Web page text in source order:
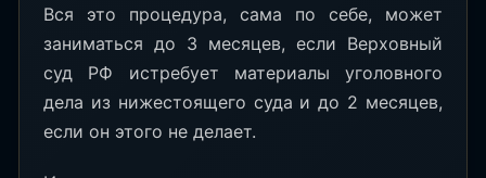
Вся это процедура, сама по себе, может
заниматься до 3 месяцев, если Верховный
суд РФ истребует материалы уголовного
дела из нижестоящего суда и до 2 месяцев,
если он этого не делает.